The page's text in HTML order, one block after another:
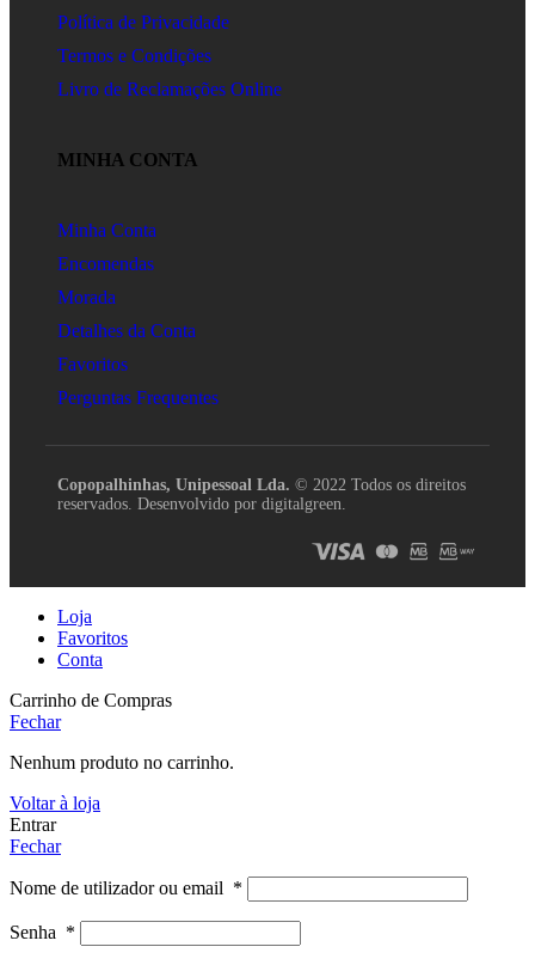
Política de Privacidade
Termos e Condições
Livro de Reclamações Online
MINHA CONTA
Minha Conta
Encomendas
Morada
Detalhes da Conta
Favoritos
Perguntas Frequentes
Copopalhinhas, Unipessoal Lda. © 2022 Todos os direitos
reservados. Desenvolvido por digitalgreen.
Loja
Favoritos
Conta
Carrinho de Compras
Fechar
Nenhum produto no carrinho.
Voltar à loja
Entrar
Fechar
Nome de utilizador ou email *
Senha *